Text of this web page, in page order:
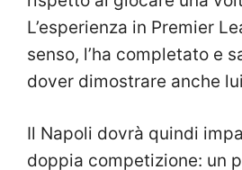
L’esperienza in Premier
senso, l’ha completato e
dover dimostrare anche
Il Napoli dovrà quindi
doppia competizione: un